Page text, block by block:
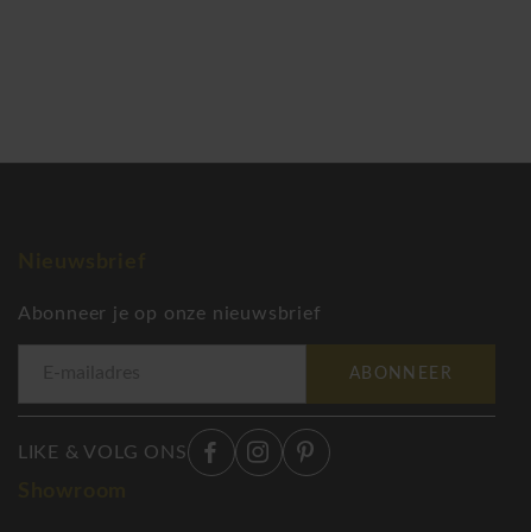
Abonneer je op onze nieuwsbrief
ABONNEER
LIKE & VOLG ONS